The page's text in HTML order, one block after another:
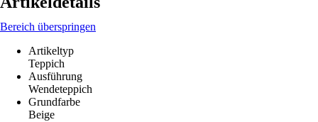
Bereich überspringen
Artikeltyp
Teppich
Ausführung
Wendeteppich
Grundfarbe
Beige